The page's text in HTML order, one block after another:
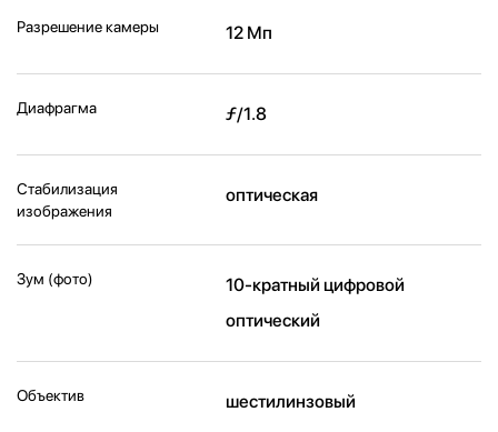
Разрешение камеры 12 Мп
Диафрагма ƒ/1.8
Стабилизация
изображения
оптическая
Зум (фото)
10-кратный цифровой
оптический
Объектив шестилинзовый